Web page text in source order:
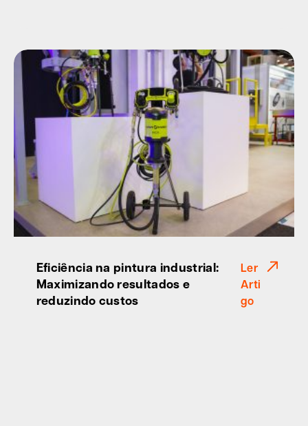
Eficiência na pintura industrial:
Maximizando resultados e
reduzindo custos
Ler
Arti
go